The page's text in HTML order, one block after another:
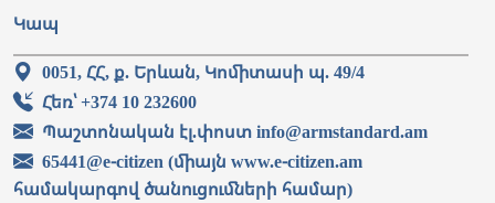
Կապ
0051, ՀՀ, ք. Երևան, Կոմիտասի պ. 49/4
Հեռ՝ +374 10 232600
Պաշտոնական էլ.փոստ info@armstandard.am
65441@e-citizen (միայն www.e-citizen.am
համակարգով ծանուցումների համար)